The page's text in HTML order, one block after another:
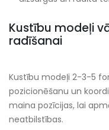
Kustību modeļi
radīšanai
Kustību modeļi 2-3-5
pozicionēšanu un
maina pozīcijas, lai
neatbilstības.